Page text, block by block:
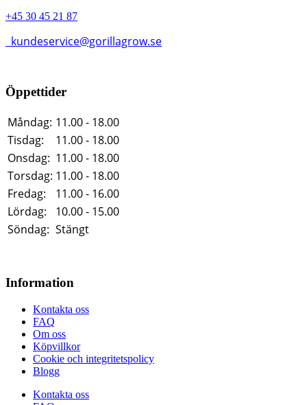
+45 30 45 21 87
kundeservice@gorillagrow.se
Öppettider
Måndag: 11.00 - 18.00
Tisdag:
11.00 - 18.00
Onsdag: 11.00 - 18.00
Torsdag: 11.00 - 18.00
Fredag:
11.00 - 16.00
Lördag:
10.00 - 15.00
Söndag: Stängt
Information
Kontakta oss
FAQ
Om oss
Köpvillkor
Cookie och integritetspolicy
Blogg
Kontakta oss